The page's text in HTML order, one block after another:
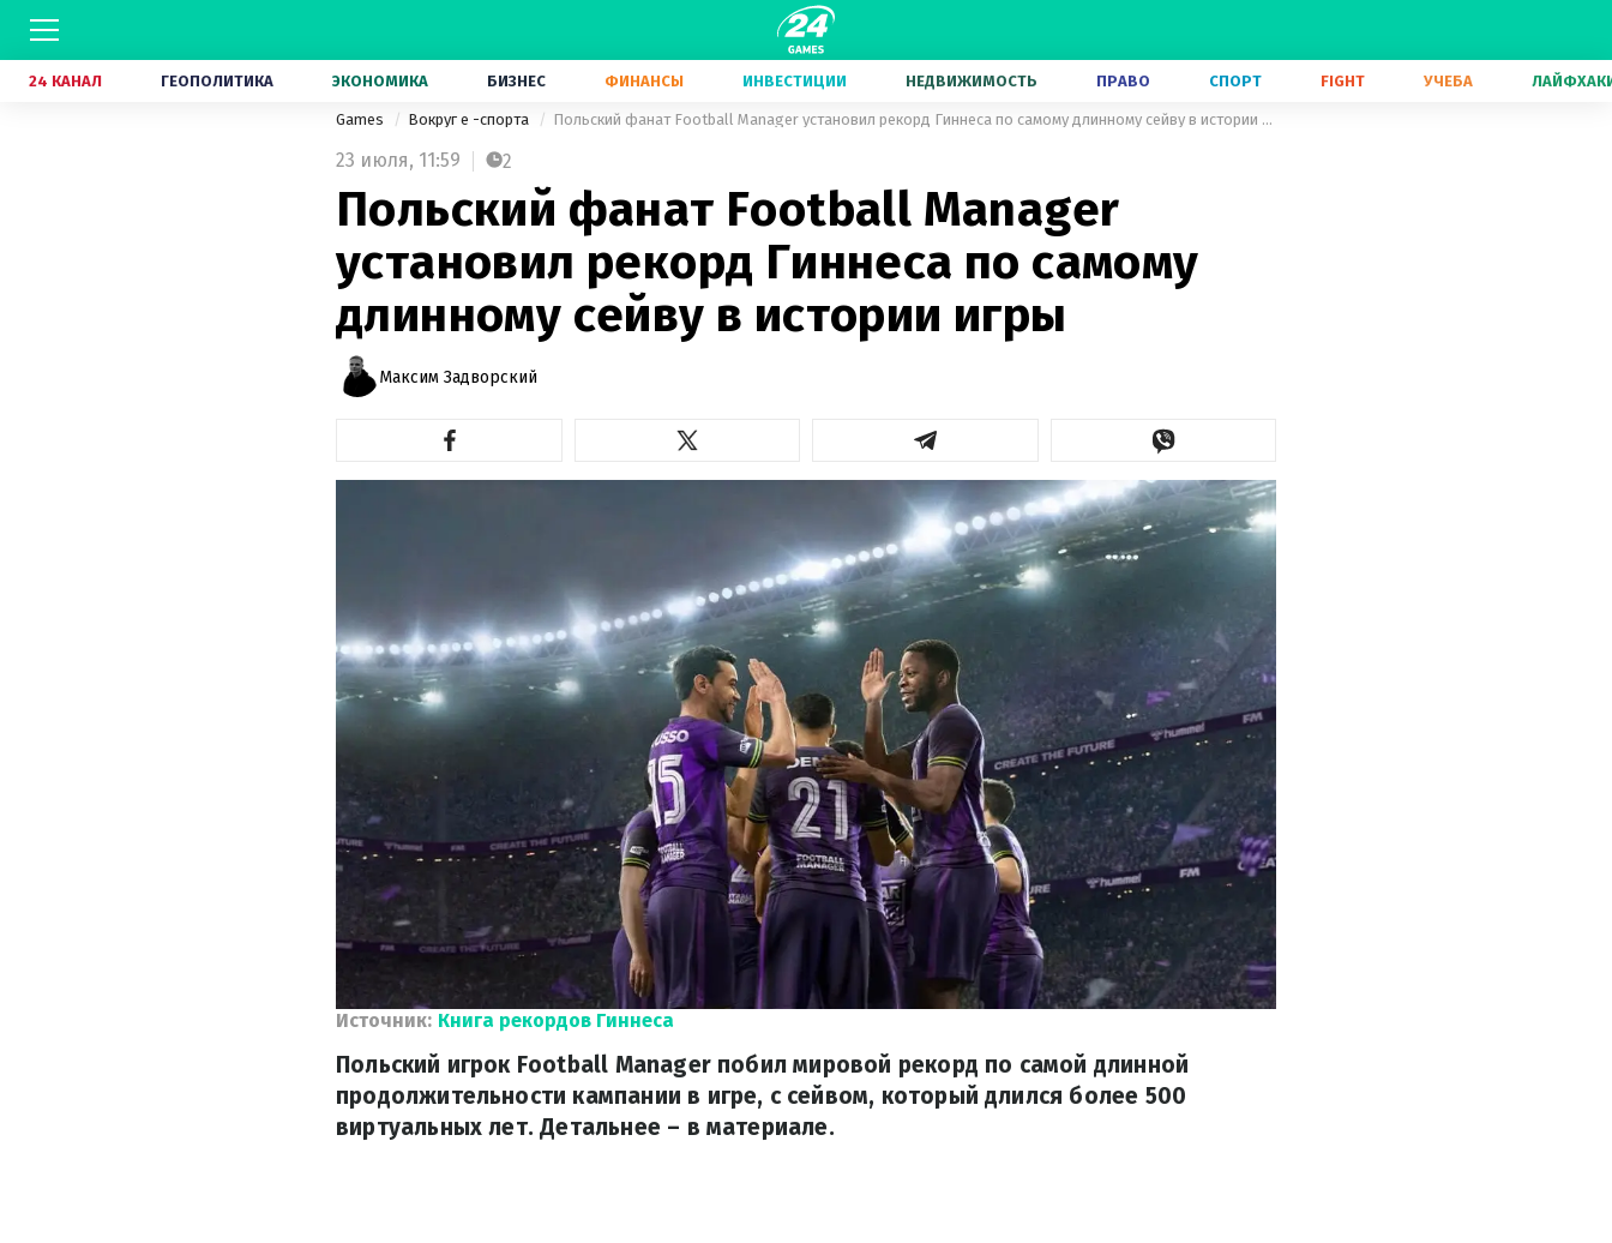
24 КАНАЛ ГЕОПОЛИТИКА ЭКОНОМИКА БИЗНЕС ФИНАНСЫ ИНВЕСТИЦИИ НЕДВИЖИМОСТЬ ПРАВО СПОРТ FIGHT УЧЕБА
Games Вокруг е -спорта Польский фанат Football Manager установил рекорд Гиннеса по самому длинному сейву в истории игры
23 июля, 11:59 2
Польский фанат Football Manager
установил рекорд Гиннеса по самому
длинному сейву в истории игры
Максим Задворский
Источник: Книга рекордов Гиннеса
Польский игрок Football Manager побил мировой рекорд по самой длинной
продолжительности кампании в игре, с сейвом, который длился более 500
виртуальных лет. Детальнее – в материале.